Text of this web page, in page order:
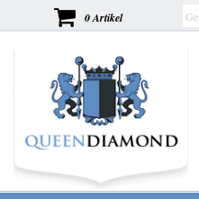
0 Artikel